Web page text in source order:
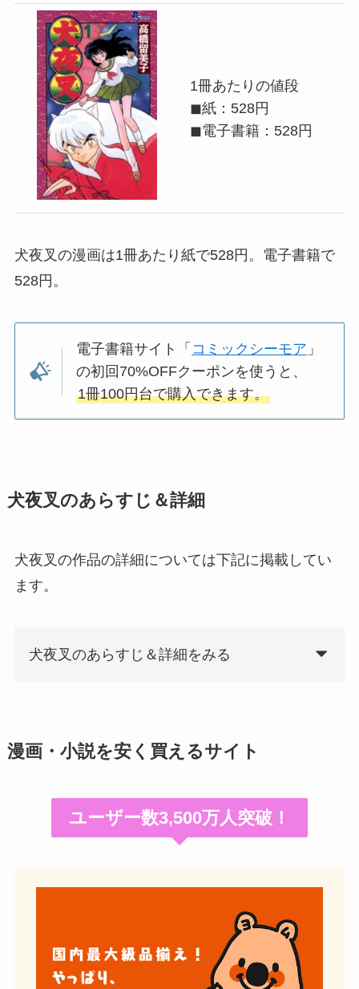
1冊あたりの値段
◼紙：528円
◼電子書籍：528円
犬夜叉の漫画は1冊あたり紙で528円。電子書籍で
528円。
電子書籍サイト「 コミックシーモア 」
の初回70%OFFクーポンを使うと、
1冊100円台で購入できます。
犬夜叉のあらすじ＆詳細
犬夜叉の作品の詳細については下記に掲載してい
ます。
犬夜叉のあらすじ＆詳細をみる
漫画・小説を安く買えるサイト
ユーザー数3,500万人突破！